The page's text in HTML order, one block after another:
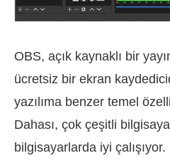
OBS, açık kaynaklı bir
ücretsiz bir ekran
yazılıma benzer temel
Dahası, çok çeşitli
bilgisayarlarda iyi çalışıyor.